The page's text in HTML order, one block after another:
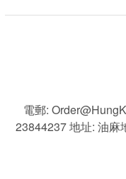
電郵:
23844237 地址: 油麻